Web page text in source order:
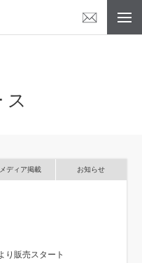
メディア掲載 お知らせ
り販売スタート